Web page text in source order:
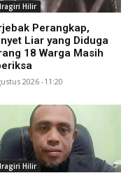
Hilir
Perangkap,
Liar yang Diduga
18 Warga Masih
2026 -11:20
Hilir